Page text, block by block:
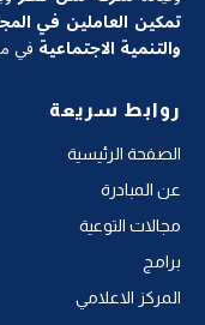
تمكين العاملين في
والتنمية الاجتماعية في
روابط سريعة
الصفحة الرئيسية
عن المبادرة
مجالات التوعية
برامج
المركز الاعلامي